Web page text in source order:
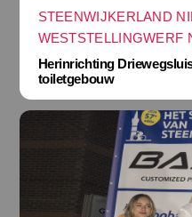
STEENWIJKERLAND
WESTSTELLINGWERF
Herinrichting
toiletgebouw